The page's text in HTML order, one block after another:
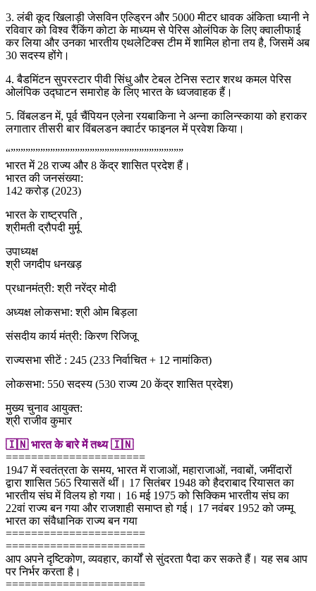
3. लंबी कूद खिलाड़ी जेसविन एल्ड्रिन और 5000 मीटर धावक अंकिता ध्यानी ने
रविवार को विश्व रैंकिंग कोटा के माध्यम से पेरिस ओलंपिक के लिए क्वालीफाई
कर लिया और उनका भारतीय एथलेटिक्स टीम में शामिल होना तय है, जिसमें अब
30 सदस्य होंगे।
4. बैडमिंटन सुपरस्टार पीवी सिंधु और टेबल टेनिस स्टार शरथ कमल पेरिस
ओलंपिक उद्घाटन समारोह के लिए भारत के ध्वजवाहक हैं।
5. विंबलडन में, पूर्व चैंपियन एलेना रयबाकिना ने अन्ना कालिन्स्काया को हराकर
लगातार तीसरी बार विंबलडन क्वार्टर फाइनल में प्रवेश किया।
“”””””””””””””””””””””””””””””””””””
भारत में 28 राज्य और 8 केंद्र शासित प्रदेश हैं।
भारत की जनसंख्या:
142 करोड़ (2023)
भारत के राष्ट्रपति ,
श्रीमती द्रौपदी मुर्मू
उपाध्यक्ष
श्री जगदीप धनखड़
प्रधानमंत्री: श्री नरेंद्र मोदी
अध्यक्ष लोकसभा: श्री ओम बिड़ला
संसदीय कार्य मंत्री: किरण रिजिजू
राज्यसभा सीटें : 245 (233 निर्वाचित + 12 नामांकित)
लोकसभा: 550 सदस्य (530 राज्य 20 केंद्र शासित प्रदेश)
मुख्य चुनाव आयुक्त:
श्री राजीव कुमार
🇮🇳 भारत के बारे में तथ्य 🇮🇳
======================
1947 में स्वतंत्रता के समय, भारत में राजाओं, महाराजाओं, नवाबों, जमींदारों
द्वारा शासित 565 रियासतें थीं। 17 सितंबर 1948 को हैदराबाद रियासत का
भारतीय संघ में विलय हो गया। 16 मई 1975 को सिक्किम भारतीय संघ का
22वां राज्य बन गया और राजशाही समाप्त हो गई। 17 नवंबर 1952 को जम्मू
भारत का संवैधानिक राज्य बन गया
======================
======================
आप अपने दृष्टिकोण, व्यवहार, कार्यों से सुंदरता पैदा कर सकते हैं। यह सब आप
पर निर्भर करता है।
======================